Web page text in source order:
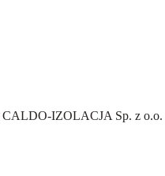
CALDO-IZOLACJA Sp. z o.o.